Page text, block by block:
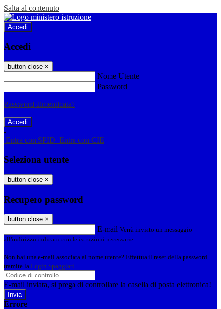
Salta al contenuto
Accedi
Accedi
button close ×
Nome Utente
Password
Password dimenticata?
-
Entra con SPID Entra con CIE
Seleziona utente
button close ×
Recupero password
button close ×
E-mail Verrà inviato un messaggio
all'indirizzo indicato con le istruzioni necessarie.
Non hai una e-mail associata al nome utente? Effettua il reset della password
tramite la Login Spaggiari
E-mail inviata, si prega di controllare la casella di posta elettronica!
Errore